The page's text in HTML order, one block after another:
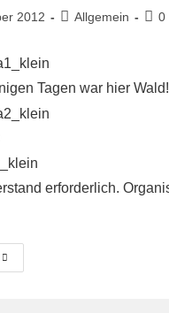
2012
Beitrags-
Allgemein 0
Tagen war hier Wald!
erforderlich.
Bilder